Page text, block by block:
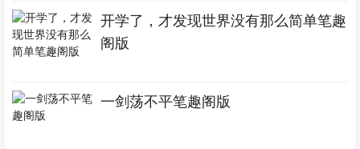
开学了，才发现世界没有那么简单笔趣
阁版
一剑荡不平笔趣阁版